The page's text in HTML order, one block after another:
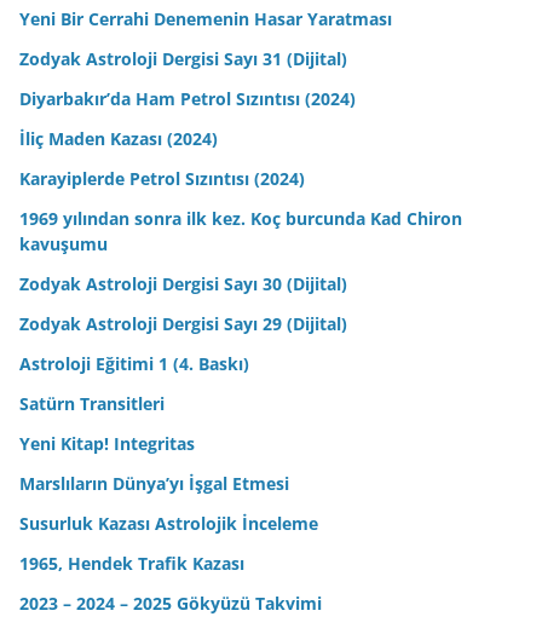
Yeni Bir Cerrahi Denemenin Hasar Yaratması
Zodyak Astroloji Dergisi Sayı 31 (Dijital)
Diyarbakır’da Ham Petrol Sızıntısı (2024)
İliç Maden Kazası (2024)
Karayiplerde Petrol Sızıntısı (2024)
1969 yılından sonra ilk kez. Koç burcunda Kad Chiron
kavuşumu
Zodyak Astroloji Dergisi Sayı 30 (Dijital)
Zodyak Astroloji Dergisi Sayı 29 (Dijital)
Astroloji Eğitimi 1 (4. Baskı)
Satürn Transitleri
Yeni Kitap! Integritas
Marslıların Dünya’yı İşgal Etmesi
Susurluk Kazası Astrolojik İnceleme
1965, Hendek Trafik Kazası
2023 – 2024 – 2025 Gökyüzü Takvimi